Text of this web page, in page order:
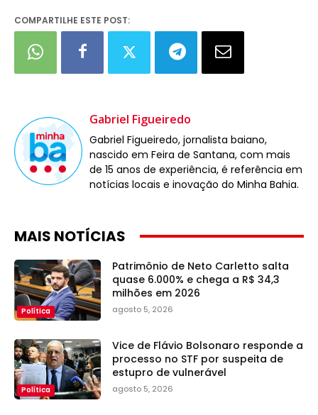
COMPARTILHE ESTE POST:
Gabriel Figueiredo
Gabriel Figueiredo, jornalista baiano,
nascido em Feira de Santana, com mais
de 15 anos de experiência, é referência em
notícias locais e inovação do Minha Bahia.
MAIS NOTÍCIAS
Política
Patrimônio de Neto Carletto salta
quase 6.000% e chega a R$ 34,3
milhões em 2026
agosto 5, 2026
Política
Vice de Flávio Bolsonaro responde a
processo no STF por suspeita de
estupro de vulnerável
agosto 5, 2026